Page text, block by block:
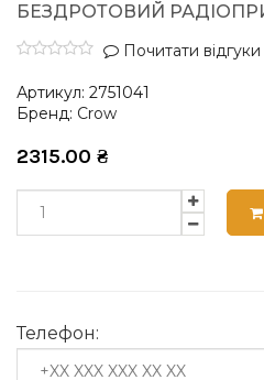
БЕЗДРОТОВИЙ
Почитати
Артикул: 2751041
Бренд: Crow
2315.00 ₴
Телефон: